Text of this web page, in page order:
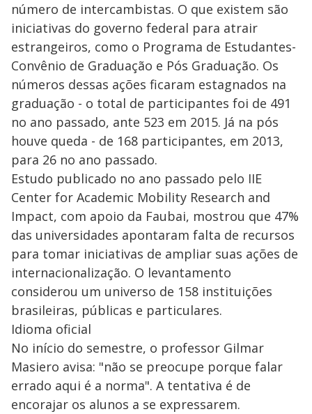
número de intercambistas. O que existem são
iniciativas do governo federal para atrair
estrangeiros, como o Programa de Estudantes-
Convênio de Graduação e Pós Graduação. Os
números dessas ações ficaram estagnados na
graduação - o total de participantes foi de 491
no ano passado, ante 523 em 2015. Já na pós
houve queda - de 168 participantes, em 2013,
para 26 no ano passado.
Estudo publicado no ano passado pelo IIE
Center for Academic Mobility Research and
Impact, com apoio da Faubai, mostrou que 47%
das universidades apontaram falta de recursos
para tomar iniciativas de ampliar suas ações de
internacionalização. O levantamento
considerou um universo de 158 instituições
brasileiras, públicas e particulares.
Idioma oficial
No início do semestre, o professor Gilmar
Masiero avisa: "não se preocupe porque falar
errado aqui é a norma". A tentativa é de
encorajar os alunos a se expressarem.